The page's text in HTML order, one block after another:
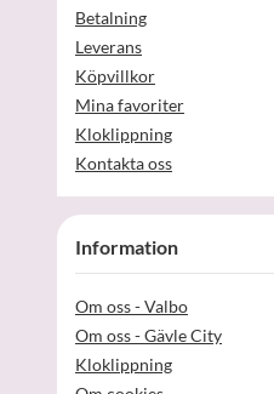
Betalning
Leverans
Köpvillkor
Mina favoriter
Kloklippning
Kontakta oss
Information
Om oss - Valbo
Om oss - Gävle City
Kloklippning